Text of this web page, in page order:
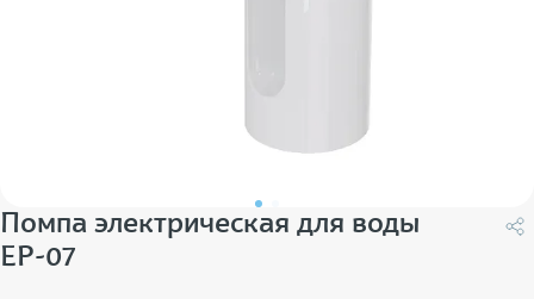
Помпа электрическая для воды
ЕР-07